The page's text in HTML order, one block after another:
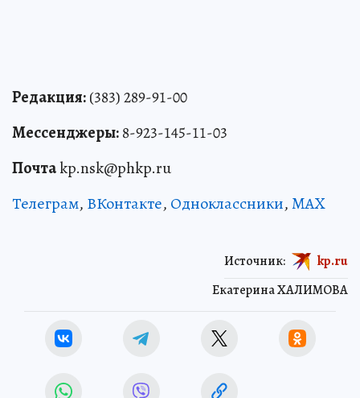
Редакция:(383) 289-91-00
Мессенджеры:8-923-145-11-03
Почтаkp.nsk@phkp.ru
Телеграм, ВКонтакте, Одноклассники,MAX
Екатерина ХАЛИМОВА
Источник: kp.ru